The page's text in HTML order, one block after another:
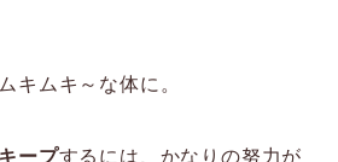
キムキ～な体に。
ープするには、かなりの努力が